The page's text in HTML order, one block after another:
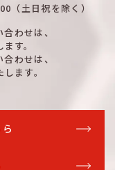
（土日祝を除く）
わせは、
す。
わせは、
ます。